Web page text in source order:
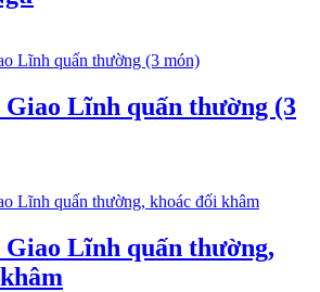
Lĩnh quấn thường (3
Lĩnh quấn thường,